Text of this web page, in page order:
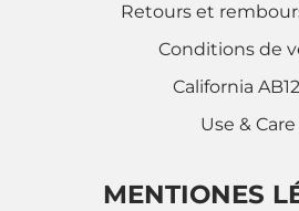
Retours et
Conditions de
California
Use & Care
MENTIONES